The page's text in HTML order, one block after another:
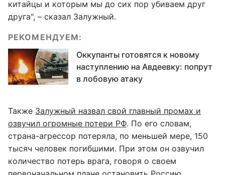
китайцы и которым мы до сих пор убиваем друг
друга", – сказал Залужный.
РЕКОМЕНДУЕМ:
Оккупанты готовятся к новому
наступлению на Авдеевку: попрут
в лобовую атаку
Также Залужный назвал свой главный промах и
озвучил огромные потери РФ. По его словам,
страна-агрессор потеряла, по меньшей мере, 150
тысяч человек погибшими. При этом он озвучил
количество потерь врага, говоря о своем